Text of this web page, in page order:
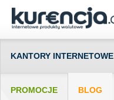
KANTORY INTERNETOWE
PROMOCJE BLOG